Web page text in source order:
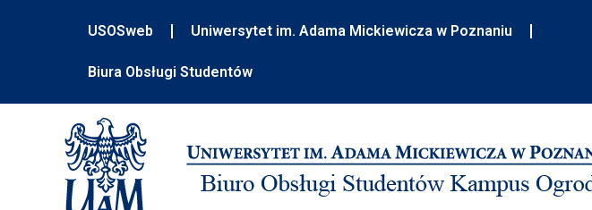
USOSweb Uniwersytet im. Adama Mickiewicza w Poznaniu
Biura Obsługi Studentów